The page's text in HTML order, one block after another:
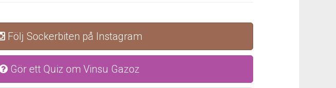
Följ Sockerbiten på Instagram
Gör ett Quiz om Vinsu Gazoz